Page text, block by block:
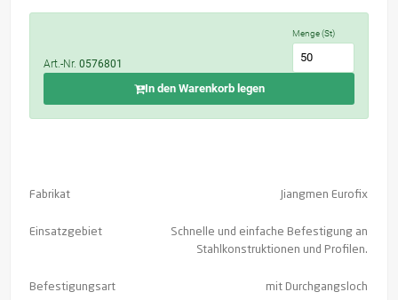
Art.-Nr.0576801
Menge (St)
In den Warenkorb legen
Fabrikat Jiangmen Eurofix
Einsatzgebiet
Schnelle und einfache Befestigung an
Stahlkonstruktionen und Profilen.
Befestigungsart mit Durchgangsloch